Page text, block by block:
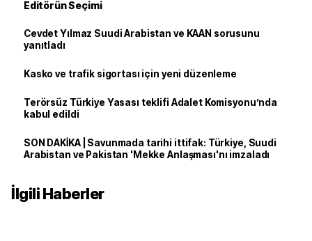
Editörün Seçimi
Cevdet Yılmaz Suudi Arabistan ve KAAN sorusunu
yanıtladı
Kasko ve trafik sigortası için yeni düzenleme
Terörsüz Türkiye Yasası teklifi Adalet Komisyonu’nda
kabul edildi
SON DAKİKA | Savunmada tarihi ittifak: Türkiye, Suudi
Arabistan ve Pakistan 'Mekke Anlaşması'nı imzaladı
İlgili Haberler